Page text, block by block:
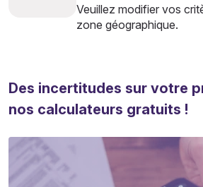
Veuillez modifier vos
zone géographique.
Des incertitudes sur votre
nos calculateurs gratuits !